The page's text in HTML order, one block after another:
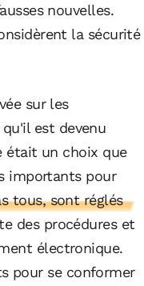
nouvelles.
la sécurité
sur les
est devenu
était un choix que
importants pour
tous, sont réglés
des procédures et
électronique.
pour se conformer